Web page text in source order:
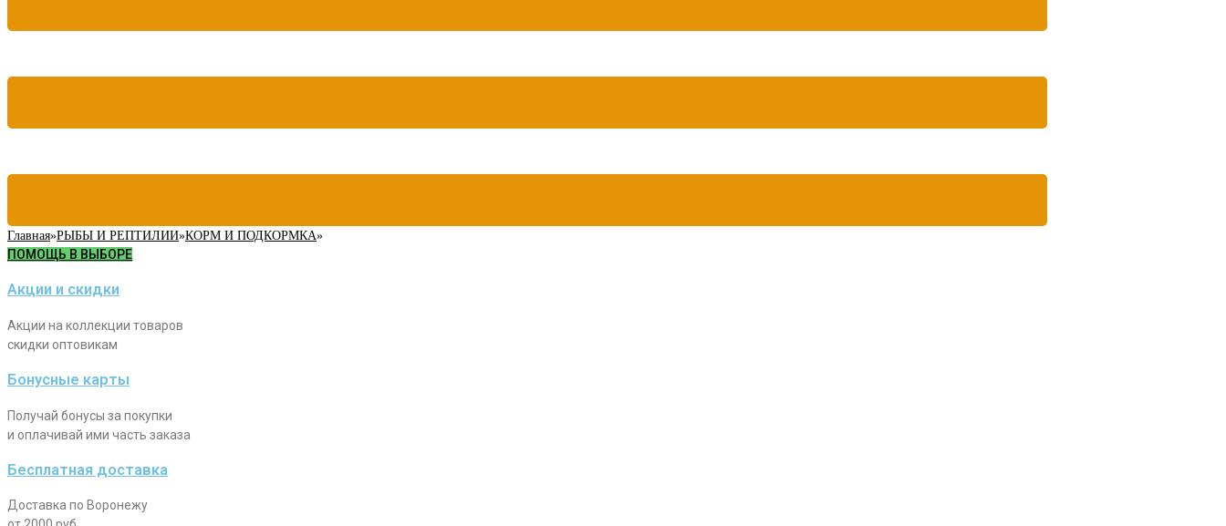
Главная»РЫБЫ И РЕПТИЛИИ»КОРМ И ПОДКОРМКА»
ПОМОЩЬ В ВЫБОРЕ
Акции и скидки
Акции на коллекции товаров
скидки оптовикам
Бонусные карты
Получай бонусы за покупки
и оплачивай ими часть заказа
Бесплатная доставка
Доставка по Воронежу